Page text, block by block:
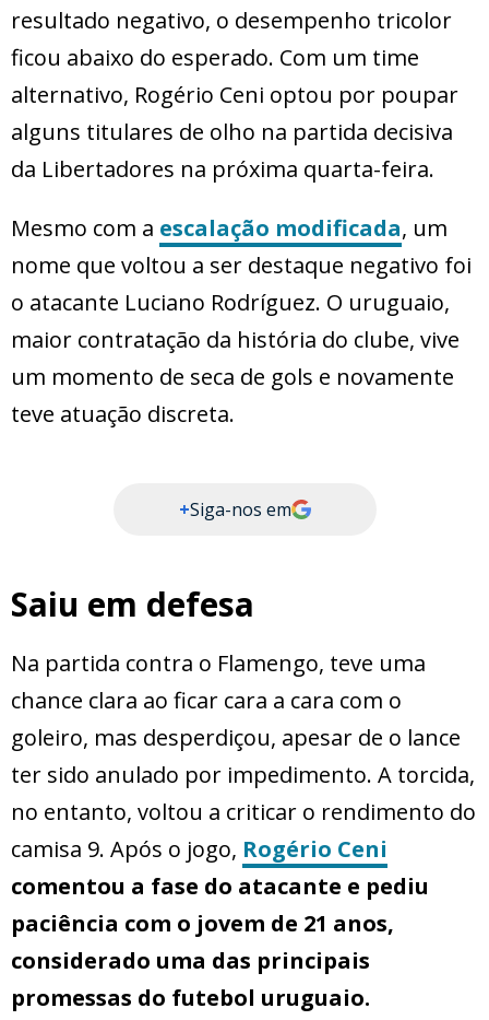
resultado negativo, o desempenho tricolor
ficou abaixo do esperado. Com um time
alternativo, Rogério Ceni optou por poupar
alguns titulares de olho na partida decisiva
da Libertadores na próxima quarta-feira.
Mesmo com a escalação modificada, um
nome que voltou a ser destaque negativo foi
o atacante Luciano Rodríguez. O uruguaio,
maior contratação da história do clube, vive
um momento de seca de gols e novamente
teve atuação discreta.
+Siga-nos em
Saiu em defesa
Na partida contra o Flamengo, teve uma
chance clara ao ficar cara a cara com o
goleiro, mas desperdiçou, apesar de o lance
ter sido anulado por impedimento. A torcida,
no entanto, voltou a criticar o rendimento do
camisa 9. Após o jogo, Rogério Ceni
comentou a fase do atacante e pediu
paciência com o jovem de 21 anos,
considerado uma das principais
promessas do futebol uruguaio.